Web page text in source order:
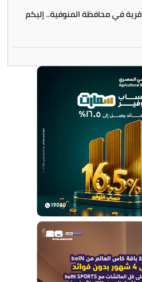
قطع المياه عن 15 قرية في محافظة المنوفية.. إليكم